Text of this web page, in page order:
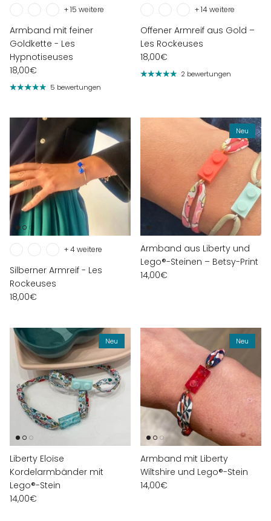
Armband mit feiner
Goldkette - Les
Hypnotiseuses
18,00€
+ 15 weitere
5 bewertungen
Offener Armreif aus Gold –
Les Rockeuses
18,00€
+ 14 weitere
2 bewertungen
Silberner Armreif - Les
Rockeuses
18,00€
+ 4 weitere
Neu
Armband aus Liberty und
Lego®-Steinen – Betsy-Print
14,00€
Neu
Liberty Eloïse
Kordelarmbänder mit
Lego®-Stein
14,00€
Neu
Armband mit Liberty
Wiltshire und Lego®-Stein
14,00€